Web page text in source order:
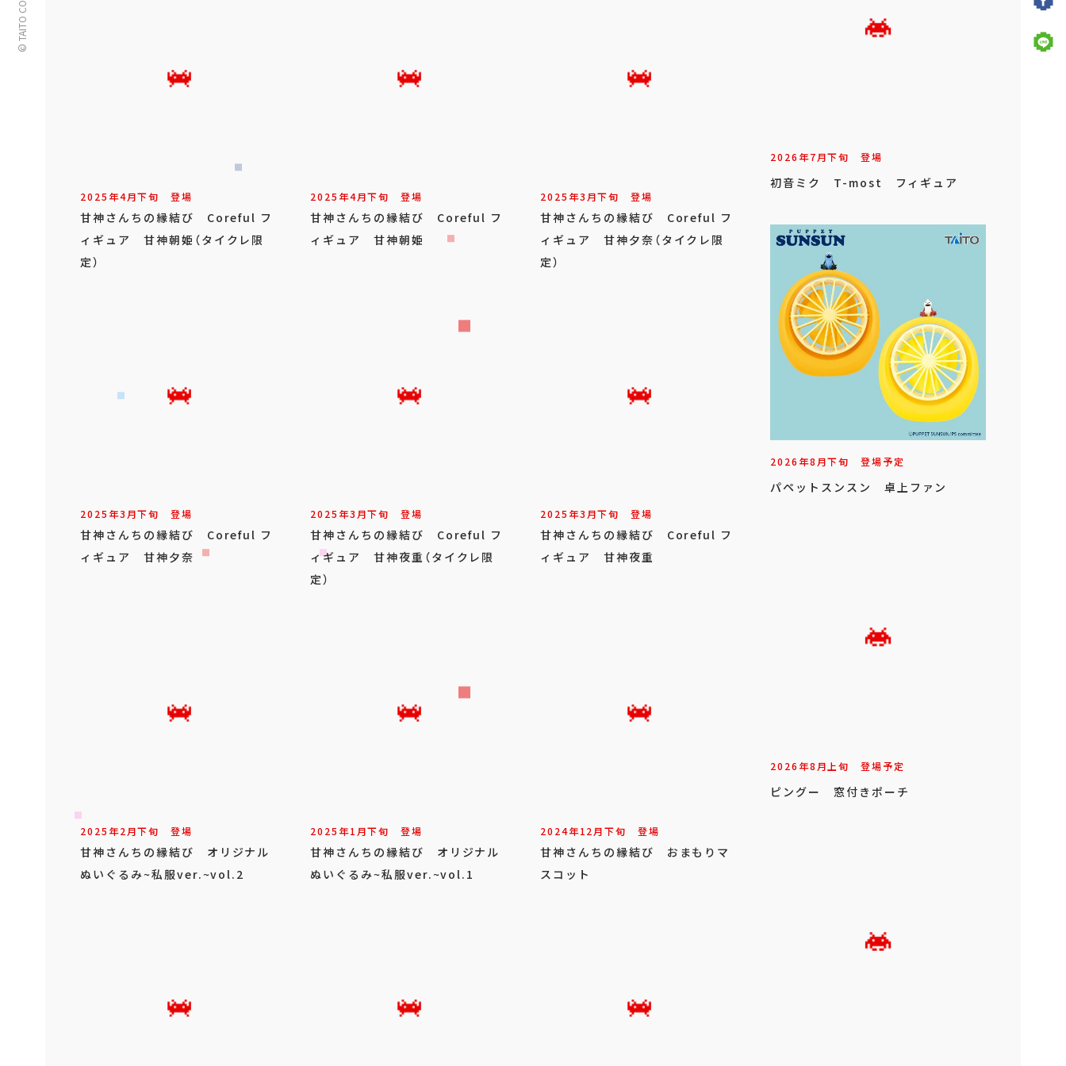
2025年4月下旬 登場
甘神さんちの縁結び Coreful フ
ィギュア 甘神朝姫（タイクレ限
定）
2025年4月下旬 登場
甘神さんちの縁結び Coreful フ
ィギュア 甘神朝姫
2025年3月下旬 登場
甘神さんちの縁結び Coreful フ
ィギュア 甘神夕奈（タイクレ限
定）
2025年3月下旬 登場
甘神さんちの縁結び Coreful フ
ィギュア 甘神夕奈
2025年3月下旬 登場
甘神さんちの縁結び Coreful フ
ィギュア 甘神夜重（タイクレ限
定）
2025年3月下旬 登場
甘神さんちの縁結び Coreful フ
ィギュア 甘神夜重
2025年2月下旬 登場
甘神さんちの縁結び オリジナル
ぬいぐるみ~私服ver.~vol.2
2025年1月下旬 登場
甘神さんちの縁結び オリジナル
ぬいぐるみ~私服ver.~vol.1
2024年12月下旬 登場
甘神さんちの縁結び おまもりマ
スコット
2026年7月下旬 登場
初音ミク T-most フィギュア
2026年8月下旬 登場予定
パペットスンスン 卓上ファン
2026年8月上旬 登場予定
ピングー 窓付きポーチ